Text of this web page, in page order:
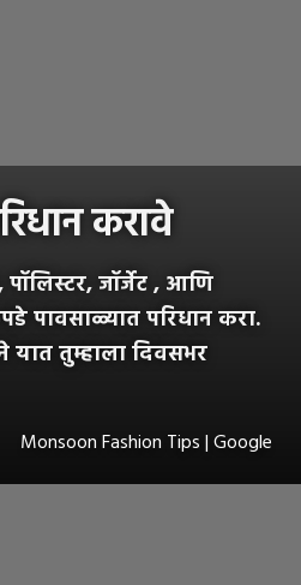
करावे
पॉलिस्टर, जॉर्जेट , आणि
पावसाळ्यात परिधान करा.
तुम्हाला दिवसभर
Monsoon Fashion Tips | Google